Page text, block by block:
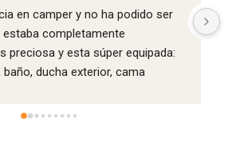
muy bonita, disfrutar de
en Camper ha sido recomendable
y la preocupación por parte de
de 10 también. Nos hemos sentido
duda cuando volvamos a